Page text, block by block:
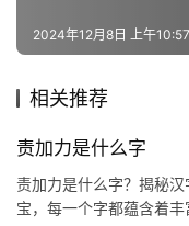
拼
2024年12月8日 上午10:57
相关推荐
责加力是什么字
责加力是什么字？揭秘
宝，每一个字都蕴含着